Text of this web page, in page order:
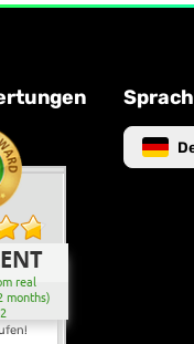
real
months)